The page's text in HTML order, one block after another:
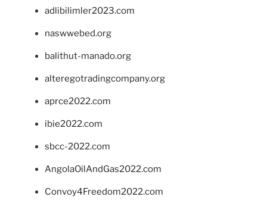
adlibilimler2023.com
naswwebed.org
balithut-manado.org
alteregotradingcompany.org
aprce2022.com
ibie2022.com
sbcc-2022.com
AngolaOilAndGas2022.com
Convoy4Freedom2022.com